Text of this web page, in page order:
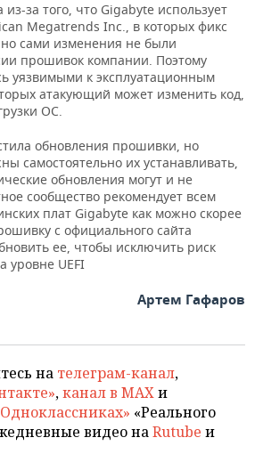
за того, что Gigabyte использует
Megatrends Inc., в которых фикс
сами изменения не были
прошивок компании. Поэтому
уязвимыми к эксплуатационным
атакующий может изменить код,
ОС.
обновления прошивки, но
самостоятельно их устанавливать,
обновления могут и не
сообщество рекомендует всем
плат Gigabyte как можно скорее
с официального сайта
ее, чтобы исключить риск
уровне UEFI
Артем Гафаров
на телеграм-канал,
,канал в MAXи
«Реального
видео наRutube и